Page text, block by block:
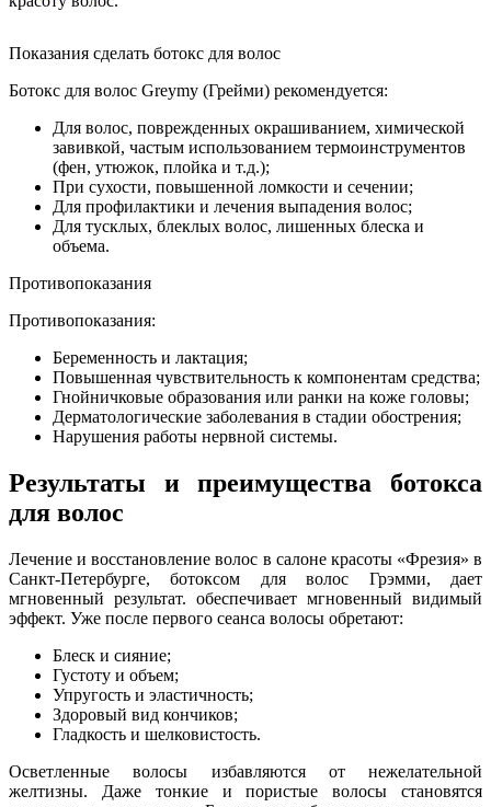
Показания сделать ботокс для волос
Ботокс для волос Greymy (Грейми) рекомендуется:
Для волос, поврежденных окрашиванием, химической
завивкой, частым использованием термоинструментов
(фен, утюжок, плойка и т.д.);
При сухости, повышенной ломкости и сечении;
Для профилактики и лечения выпадения волос;
Для тусклых, блеклых волос, лишенных блеска и
объема.
Противопоказания
Противопоказания:
Беременность и лактация;
Повышенная чувствительность к компонентам средства;
Гнойничковые образования или ранки на коже головы;
Дерматологические заболевания в стадии обострения;
Нарушения работы нервной системы.
Результаты и преимущества ботокса
для волос
Лечение и восстановление волос в салоне красоты «Фрезия» в
Санкт-Петербурге, ботоксом для волос Грэмми, дает
мгновенный результат. обеспечивает мгновенный видимый
эффект. Уже после первого сеанса волосы обретают:
Блеск и сияние;
Густоту и объем;
Упругость и эластичность;
Здоровый вид кончиков;
Гладкость и шелковистость.
Осветленные волосы избавляются от нежелательной
желтизны. Даже тонкие и пористые волосы становятся